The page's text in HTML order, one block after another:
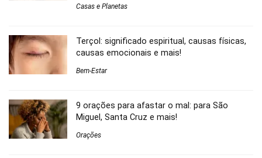
Casas e Planetas
Terçol: significado espiritual, causas físicas,
causas emocionais e mais!
Bem-Estar
9 orações para afastar o mal: para São
Miguel, Santa Cruz e mais!
Orações